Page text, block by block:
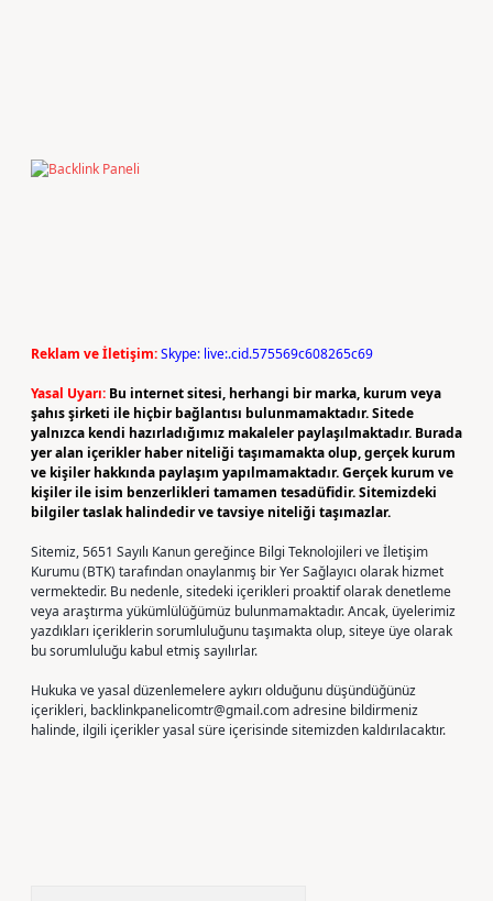
Reklam ve İletişim:Skype: live:.cid.575569c608265c69
Yasal Uyarı: Bu internet sitesi, herhangi bir marka, kurum veya
şahıs şirketi ile hiçbir bağlantısı bulunmamaktadır. Sitede
yalnızca kendi hazırladığımız makaleler paylaşılmaktadır. Burada
yer alan içerikler haber niteliği taşımamakta olup, gerçek kurum
ve kişiler hakkında paylaşım yapılmamaktadır. Gerçek kurum ve
kişiler ile isim benzerlikleri tamamen tesadüfidir. Sitemizdeki
bilgiler taslak halindedir ve tavsiye niteliği taşımazlar.
Sitemiz, 5651 Sayılı Kanun gereğince Bilgi Teknolojileri ve İletişim
Kurumu (BTK) tarafından onaylanmış bir Yer Sağlayıcı olarak hizmet
vermektedir. Bu nedenle, sitedeki içerikleri proaktif olarak denetleme
veya araştırma yükümlülüğümüz bulunmamaktadır. Ancak, üyelerimiz
yazdıkları içeriklerin sorumluluğunu taşımakta olup, siteye üye olarak
bu sorumluluğu kabul etmiş sayılırlar.
Hukuka ve yasal düzenlemelere aykırı olduğunu düşündüğünüz
içerikleri, backlinkpanelicomtr@gmail.comadresine bildirmeniz
halinde, ilgili içerikler yasal süre içerisinde sitemizden kaldırılacaktır.